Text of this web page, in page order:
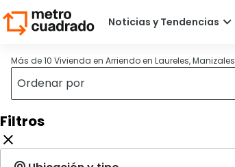
Más de 10 Vivienda en Arriendo en Laureles, Manizales
Filtros